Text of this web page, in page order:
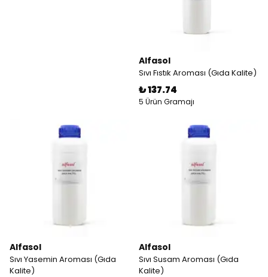
Alfasol
Sıvı Fıstık Aroması (Gıda Kalite)
₺ 137.74
5 Ürün Gramajı
Alfasol
Sıvı Yasemin Aroması (Gıda
Kalite)
Alfasol
Sıvı Susam Aroması (Gıda
Kalite)